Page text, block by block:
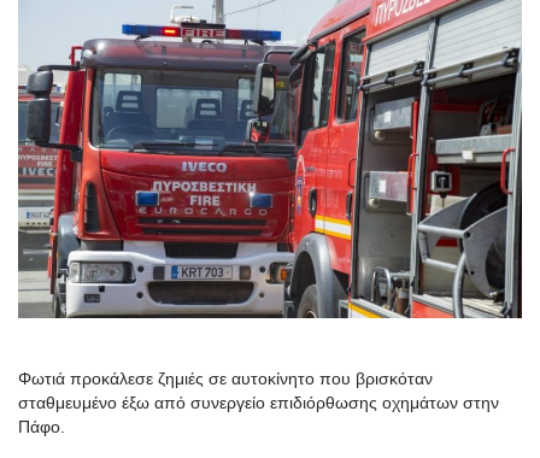
Φωτιά προκάλεσε ζημιές σε αυτοκίνητο που βρισκόταν
σταθμευμένο έξω από συνεργείο επιδιόρθωσης οχημάτων στην
Πάφο.